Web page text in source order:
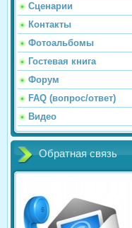
Сценарии
Контакты
Фотоальбомы
Гостевая книга
Форум
FAQ (вопрос/ответ)
Видео
Обратная связь